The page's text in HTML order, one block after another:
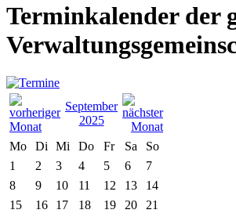
Terminkalender der
September
2025
Mo
Di Mi Do Fr Sa
So
1
2 3 4 5 6
7
8
9 10 11 12 13
14
15
16 17 18 19 20
21